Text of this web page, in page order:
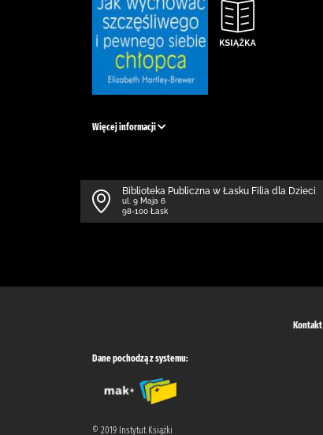
Więcej informacji
Biblioteka Publiczna w Łasku Filia dla Dzieci
ul. 9 Maja 6
98-100 Łask
Kontakt
Dane pochodzą z systemu:
© 2019 Instytut Książki